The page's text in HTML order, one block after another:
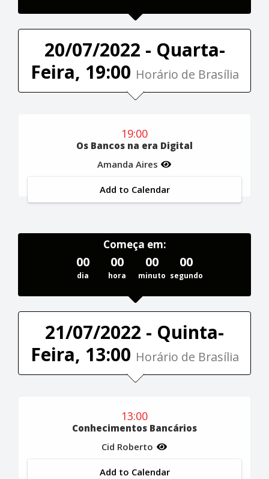
20/07/2022 - Quarta-
Feira, 19:00 Horário de Brasília
19:00
Os Bancos na era Digital
Amanda Aires
Add to Calendar
Começa em:
00
dia
00
hora
00
minuto
00
segundo
21/07/2022 - Quinta-
Feira, 13:00 Horário de Brasília
13:00
Conhecimentos Bancários
Cid Roberto
Add to Calendar